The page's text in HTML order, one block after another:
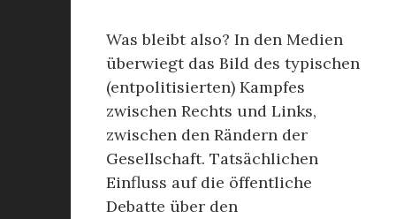
Was bleibt also? In den Medien
überwiegt das Bild des typischen
(entpolitisierten) Kampfes
zwischen Rechts und Links,
zwischen den Rändern der
Gesellschaft. Tatsächlichen
Einfluss auf die öffentliche
Debatte über den